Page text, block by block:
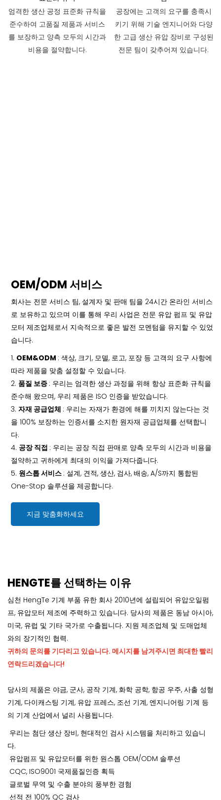
엄격한 생산 공정 표준화 규칙을
준수하여 고품질 제품과 서비스
를 보장하고 양측 모두의 시간과
비용을 절약합니다.
공장에는 고객의 요구를 충족시
키기 위해 기술 엔지니어와 다양
한 고급 생산 유압 장비로 구성된
전문 팀이 갖추어져 있습니다.
OEM/ODM 서비스
회사는 전문 서비스 팀, 설계자 및 판매 팀을 24시간 온라인 서비스
로 보유하고 있으며 이를 통해 우리 사업은 전문 유압 펌프 및 유압
모터 제조업체로서 지속적으로 좋은 발전 모멘텀을 유지할 수 있었
습니다.
1. OEM&ODM : 색상, 크기, 모델, 로고, 포장 등 고객의 요구 사항에
따라 제품을 맞춤 설정할 수 있습니다.
2. 품질 보증 : 우리는 엄격한 생산 과정을 위해 항상 표준화 규칙을
준수해 왔으며, 우리 제품은 ISO 인증을 받았습니다.
3. 자재 공급업체 : 우리는 자재가 환경에 해를 끼치지 않는다는 것
을 100% 보장하는 인증서를 소지한 원자재 공급업체를 선택합니
다.
4. 공장 직접 : 우리는 공장 직접 판매로 양측 모두의 시간과 비용을
절약하고 귀하에게 최대의 이익을 가져다줍니다.
5. 원스톱 서비스 : 설계, 견적, 생산, 검사, 배송, A/S까지 통합된
One-Stop 솔루션을 제공합니다.
지금 맞춤화하세요
HENGTE를 선택하는 이유
심천 HengTe 기계 부품 유한 회사 2010년에 설립되어 유압오일펌
프, 유압모터 제조에 주력하고 있습니다. 당사의 제품은 동남 아시아,
미국, 유럽 및 기타 국가로 수출됩니다. 지원 제조업체 및 도매업체
와의 장기적인 협력.
귀하의 문의를 기다리고 있습니다. 메시지를 남겨주시면 최대한 빨리
연락드리겠습니다!
당사의 제품은 야금, 군사, 공작 기계, 화학 공학, 항공 우주, 사출 성형
기계, 다이캐스팅 기계, 유압 프레스, 조선 기계, 엔지니어링 기계 등
의 기계 산업에서 널리 사용됩니다.
우리는 첨단 생산 장비, 현대적인 검사 시스템을 처리하고 있습니
다.
유압펌프 및 유압모터를 위한 원스톱 OEM/ODM 솔루션
CQC, ISO9001 국제품질인증 획득
글로벌 무역 및 수출 분야의 풍부한 경험
선적 전 100% QC 검사